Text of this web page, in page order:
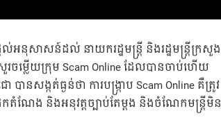
ល់អនុសាសន៍ដល់ នាយករដ្ឋមន្ត្រី និងរដ្ឋមន្ត្រីក្រសួង
រចម្លើយក្រុម Scam Online ដែលបានចាប់ហើយ
សង្កត់ធ្ងន់ថា ការបង្ក្រាប Scam Online គឺត្រូវ
កតំណែង និងអនុវត្តច្បាប់តែម្ដង និងចំណែកមន្ត្រីមិន